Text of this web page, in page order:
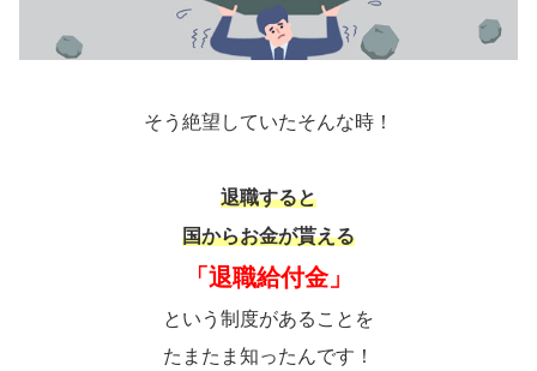
そう絶望していたそんな時！
退職すると
国からお金が貰える
「退職給付金」
という制度があることを
たまたま知ったんです！